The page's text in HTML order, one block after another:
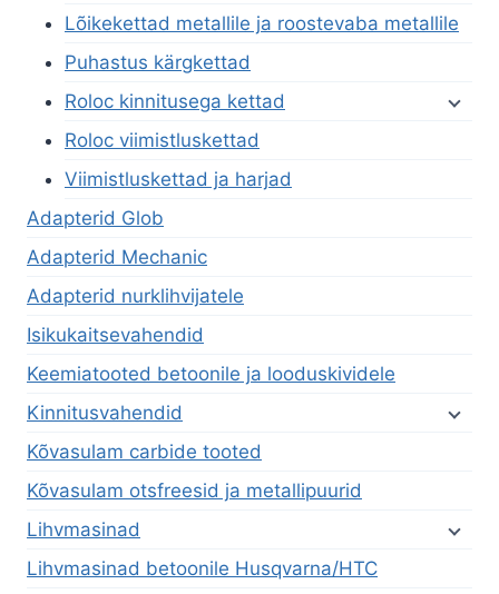
Lõikekettad metallile ja roostevaba metallile
Puhastus kärgkettad
Roloc kinnitusega kettad
Roloc viimistluskettad
Viimistluskettad ja harjad
Adapterid Glob
Adapterid Mechanic
Adapterid nurklihvijatele
Isikukaitsevahendid
Keemiatooted betoonile ja looduskividele
Kinnitusvahendid
Kõvasulam carbide tooted
Kõvasulam otsfreesid ja metallipuurid
Lihvmasinad
Lihvmasinad betoonile Husqvarna/HTC